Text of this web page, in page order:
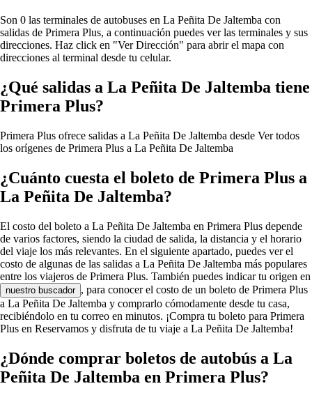
Son 0 las terminales de autobuses en La Peñita De Jaltemba con
salidas de Primera Plus, a continuación puedes ver las terminales y sus
direcciones. Haz click en "Ver Dirección" para abrir el mapa con
direcciones al terminal desde tu celular.
¿Qué salidas a La Peñita De Jaltemba tiene
Primera Plus?
Primera Plus ofrece salidas a La Peñita De Jaltemba desde Ver todos
los orígenes de Primera Plus a La Peñita De Jaltemba
¿Cuánto cuesta el boleto de Primera Plus a
La Peñita De Jaltemba?
El costo del boleto a La Peñita De Jaltemba en Primera Plus depende
de varios factores, siendo la ciudad de salida, la distancia y el horario
del viaje los más relevantes. En el siguiente apartado, puedes ver el
costo de algunas de las salidas a La Peñita De Jaltemba más populares
entre los viajeros de Primera Plus. También puedes indicar tu origen en
nuestro buscador , para conocer el costo de un boleto de Primera Plus
a La Peñita De Jaltemba y comprarlo cómodamente desde tu casa,
recibiéndolo en tu correo en minutos. ¡Compra tu boleto para Primera
Plus en Reservamos y disfruta de tu viaje a La Peñita De Jaltemba!
¿Dónde comprar boletos de autobús a La
Peñita De Jaltemba en Primera Plus?